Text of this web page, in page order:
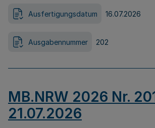
Ausfertigungsdatum 16.07.2026
Ausgabennummer 202
MB.NRW 2026 Nr.
21.07.2026